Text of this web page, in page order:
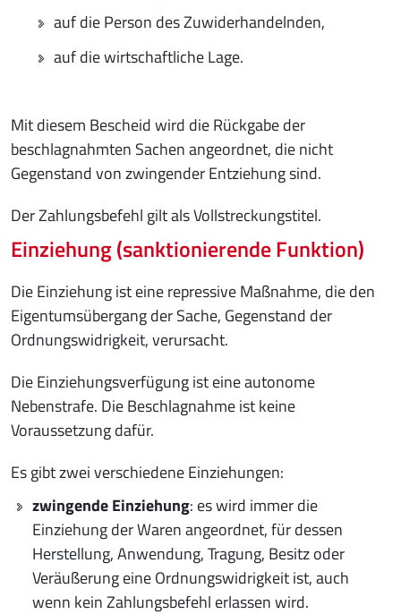
auf die Person des Zuwiderhandelnden,
auf die wirtschaftliche Lage.
Mit diesem Bescheid wird die Rückgabe der
beschlagnahmten Sachen angeordnet, die nicht
Gegenstand von zwingender Entziehung sind.
Der Zahlungsbefehl gilt als Vollstreckungstitel.
Einziehung (sanktionierende Funktion)
Die Einziehung ist eine repressive Maßnahme, die den
Eigentumsübergang der Sache, Gegenstand der
Ordnungswidrigkeit, verursacht.
Die Einziehungsverfügung ist eine autonome
Nebenstrafe. Die Beschlagnahme ist keine
Voraussetzung dafür.
Es gibt zwei verschiedene Einziehungen:
zwingende Einziehung: es wird immer die
Einziehung der Waren angeordnet, für dessen
Herstellung, Anwendung, Tragung, Besitz oder
Veräußerung eine Ordnungswidrigkeit ist, auch
wenn kein Zahlungsbefehl erlassen wird.